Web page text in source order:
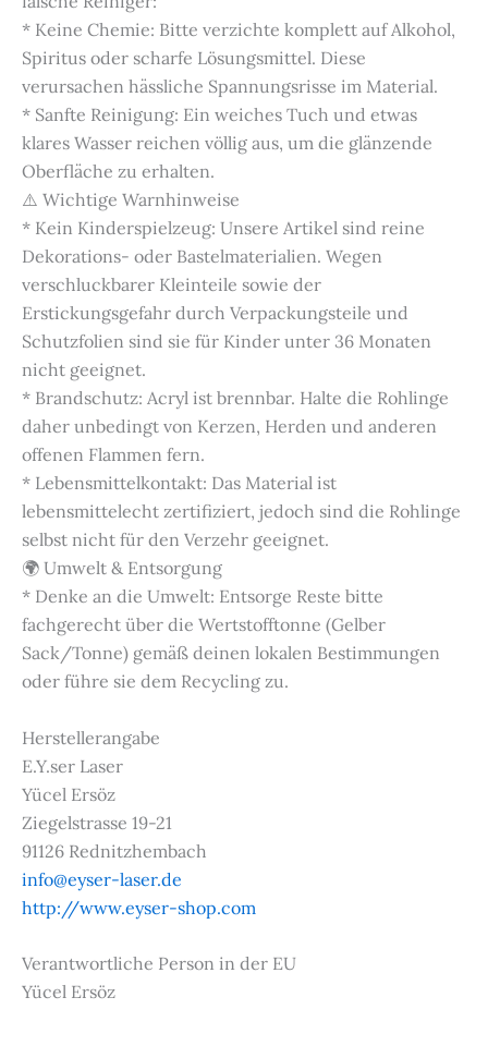
* Keine Chemie: Bitte verzichte komplett auf Alkohol,
Spiritus oder scharfe Lösungsmittel. Diese
verursachen hässliche Spannungsrisse im Material.
* Sanfte Reinigung: Ein weiches Tuch und etwas
klares Wasser reichen völlig aus, um die glänzende
Oberfläche zu erhalten.
⚠️ Wichtige Warnhinweise
* Kein Kinderspielzeug: Unsere Artikel sind reine
Dekorations- oder Bastelmaterialien. Wegen
verschluckbarer Kleinteile sowie der
Erstickungsgefahr durch Verpackungsteile und
Schutzfolien sind sie für Kinder unter 36 Monaten
nicht geeignet.
* Brandschutz: Acryl ist brennbar. Halte die Rohlinge
daher unbedingt von Kerzen, Herden und anderen
offenen Flammen fern.
* Lebensmittelkontakt: Das Material ist
lebensmittelecht zertifiziert, jedoch sind die Rohlinge
selbst nicht für den Verzehr geeignet.
🌍 Umwelt & Entsorgung
* Denke an die Umwelt: Entsorge Reste bitte
fachgerecht über die Wertstofftonne (Gelber
Sack/Tonne) gemäß deinen lokalen Bestimmungen
oder führe sie dem Recycling zu.
Herstellerangabe
E.Y.ser Laser
Yücel Ersöz
Ziegelstrasse 19-21
91126 Rednitzhembach
info@eyser-laser.de
http://www.eyser-shop.com
Verantwortliche Person in der EU
Yücel Ersöz